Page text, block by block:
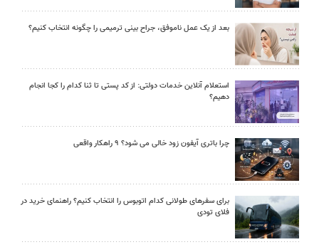
بعد از یک عمل ناموفق، جراح بینی ترمیمی را چگونه انتخاب کنیم؟
استعلام آنلاین خدمات دولتی: از کد پستی تا ثنا کدام را کجا انجام
دهیم؟
چرا باتری آیفون زود خالی می شود؟ ۹ راهکار واقعی
برای سفرهای طولانی کدام اتوبوس را انتخاب کنیم؟ راهنمای خرید در
فلای تودی